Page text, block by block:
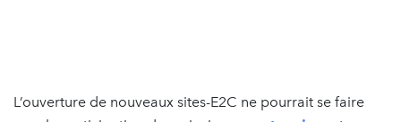
L’ouverture de nouveaux sites-E2C ne pourrait se faire